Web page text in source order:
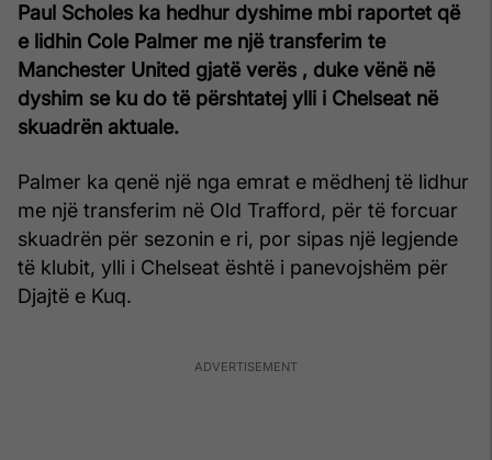
Paul Scholes ka hedhur dyshime mbi raportet që
e lidhin Cole Palmer me një transferim te
Manchester United gjatë verës , duke vënë në
dyshim se ku do të përshtatej ylli i Chelseat në
skuadrën aktuale.
Palmer ka qenë një nga emrat e mëdhenj të lidhur
me një transferim në Old Trafford, për të forcuar
skuadrën për sezonin e ri, por sipas një legjende
të klubit, ylli i Chelseat është i panevojshëm për
Djajtë e Kuq.